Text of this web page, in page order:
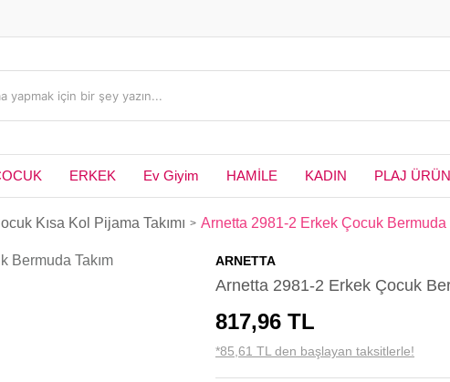
ERKEK Ev Giyim HAMİLE KADIN PLAJ
Kısa Kol Pijama Takımı Arnetta 2981-2 Erkek Çocuk Bermuda
ARNETTA
Arnetta 2981-2 Erkek Çocuk
817,96 TL
*85,61 TL den başlayan taksitlerle!